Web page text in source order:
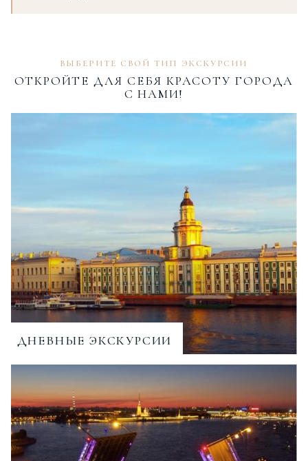
ВЫБЕРИТЕ СВОЙ ТИП ЭКСКУРСИИ
ОТКРОЙТЕ ДЛЯ СЕБЯ КРАСОТУ ГОРОДА
С НАМИ!
ДНЕВНЫЕ ЭКСКУРСИИ